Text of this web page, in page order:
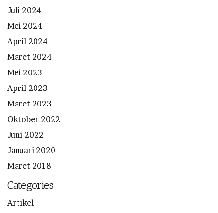
Juli 2024
Mei 2024
April 2024
Maret 2024
Mei 2023
April 2023
Maret 2023
Oktober 2022
Juni 2022
Januari 2020
Maret 2018
Categories
Artikel